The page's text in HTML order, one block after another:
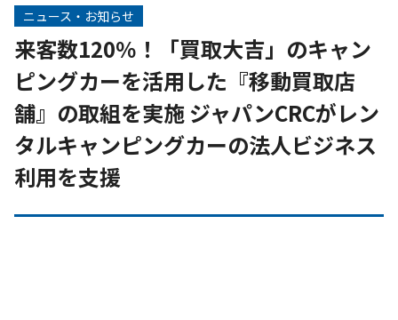
ニュース・お知らせ
来客数120％！「買取大吉」のキャン
ピングカーを活用した『移動買取店
舗』の取組を実施 ジャパンCRCがレン
タルキャンピングカーの法人ビジネス
利用を支援